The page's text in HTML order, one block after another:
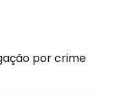
por crime